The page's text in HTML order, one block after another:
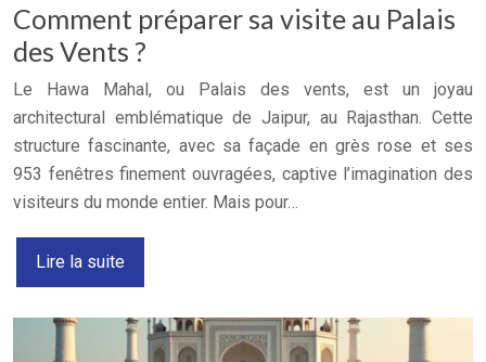
Comment préparer sa visite au Palais
des Vents ?
Le Hawa Mahal, ou Palais des vents, est un joyau
architectural emblématique de Jaipur, au Rajasthan. Cette
structure fascinante, avec sa façade en grès rose et ses
953 fenêtres finement ouvragées, captive l’imagination des
visiteurs du monde entier. Mais pour…
Lire la suite